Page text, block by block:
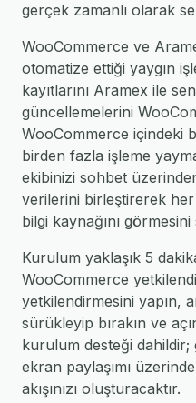
gerçek zamanlı olarak
WooCommerce ve
otomatize ettiği yaygın
kayıtlarını Aramex ile
güncellemelerini
WooCommerce içindeki
birden fazla işleme
ekibinizi sohbet
verilerini birleştirerek
bilgi kaynağını görmesini
Kurulum yaklaşık 5
WooCommerce
yetkilendirmesini yapın,
sürükleyip bırakın ve
kurulum desteği
ekran paylaşımı
akışınızı oluşturacaktır.